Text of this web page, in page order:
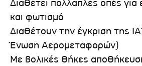
Διαθέτει πολλαπλές οπές για
και φωτισμό
Διαθέτουν την έγκριση της
Ένωση Αερομεταφορών)
Με βολικές θήκες